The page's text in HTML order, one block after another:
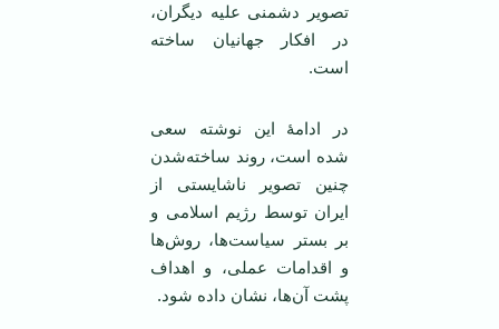
تصویر دشمنی علیه دیگران،
در افکار جهانیان ساخته
است.
در ادامۀ این نوشته سعی
شده است، روند ساخته‌شدن
چنین تصویر ناشایستی از
ایران توسط رژیم اسلامی و
بر بستر سیاست‌ها، روش‌ها
و اقدامات عملی، و اهداف
پشت آن‌ها، نشان داده شود.